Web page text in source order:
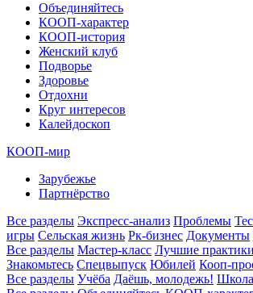
Объединяйтесь
КООП-характер
КООП-история
Женский клуб
Подворье
Здоровье
Отдохни
Круг интересов
Калейдоскоп
КООП-мир
Зарубежье
Партнёрство
Все разделы Экспресс-анализ Проблемы
игры Сельская жизнь Рк-бизнес Документы
Все разделы Мастер-класс Лучшие практики
Знакомьтесь Спецвыпуск Юбилей Кооп-
Все разделы Учёба Даёшь, молодежь! Школа